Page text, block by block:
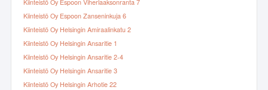
Kiinteistö Oy Espoon Viherlaaksonranta 7
Kiinteistö Oy Espoon Zanseninkuja 6
Kiinteistö Oy Helsingin Amiraalinkatu 2
Kiinteistö Oy Helsingin Ansaritie 1
Kiinteistö Oy Helsingin Ansaritie 2-4
Kiinteistö Oy Helsingin Ansaritie 3
Kiinteistö Oy Helsingin Arhotie 22